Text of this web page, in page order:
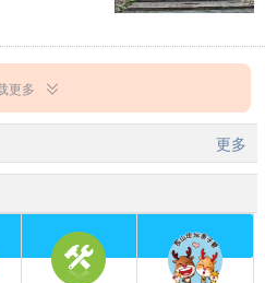
更多
更多